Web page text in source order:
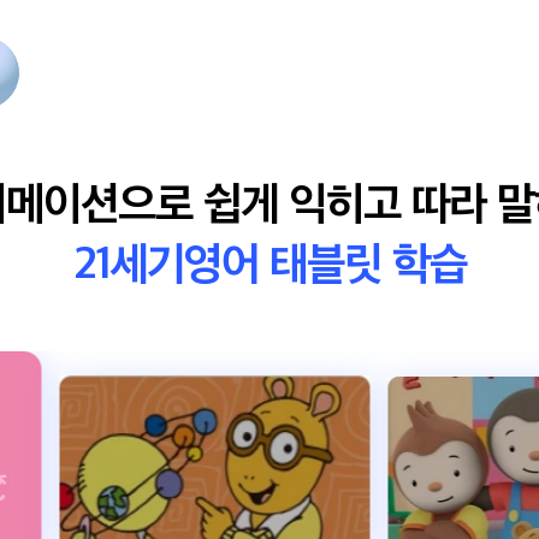
이션으로 쉽게 익히고 따라
21세기영어 태블릿 학습